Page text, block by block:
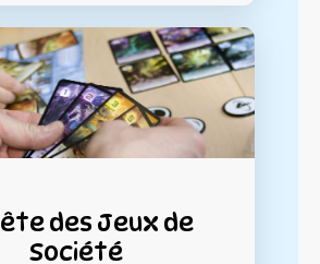
des Jeux de
Société